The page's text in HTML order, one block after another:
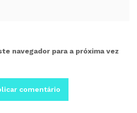
navegador para a próxima vez